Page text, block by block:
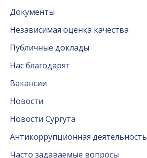
Документы
Независимая оценка качества
Публичные доклады
Нас благодарят
Вакансии
Новости
Новости Сургута
Антикоррупционная деятельность
Часто задаваемые вопросы